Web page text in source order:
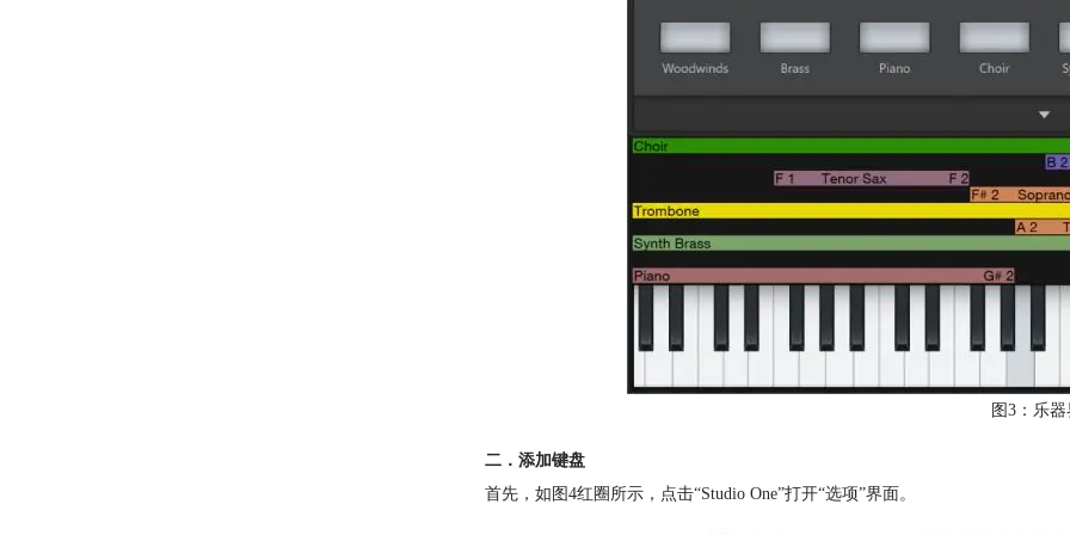
图3：乐
二．添加键盘
首先，如图4红圈所示，点击“Studio One”打开“选项”界面。